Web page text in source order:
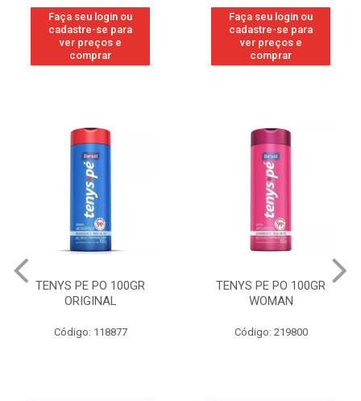
Faça seu login ou
cadastre-se para
ver preços e
comprar
Faça seu login ou
cadastre-se para
ver preços e
comprar
TENYS PE PO 100GR
ORIGINAL
Código: 118877
TENYS PE PO 100GR
WOMAN
Código: 219800